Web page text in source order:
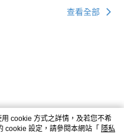
查看全部
cookie 方式之詳情，及若您不希
cookie 設定，請參閱本網站「 隱私